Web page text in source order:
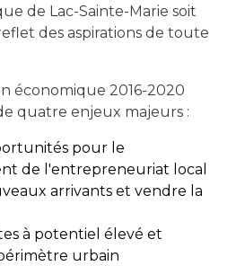
de Lac-Sainte-Marie soit
des aspirations de toute
économique 2016-2020
quatre enjeux majeurs :
pour le
de l'entrepreneuriat local
arrivants et vendre la
à potentiel élevé et
urbain